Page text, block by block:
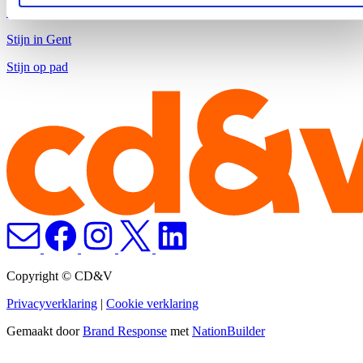
Stijn in Brussel
Stijn in Gent
Stijn op pad
Copyright © CD&V
Privacyverklaring | Cookie verklaring
Gemaakt doorBrand Response met NationBuilder